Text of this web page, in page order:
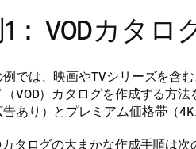
： VODカタロ
例では、映画やTVシリーズを含
（VOD）カタログを作成する方
告あり）とプレミアム価格帯（
カタログの大まかな作成手順は次